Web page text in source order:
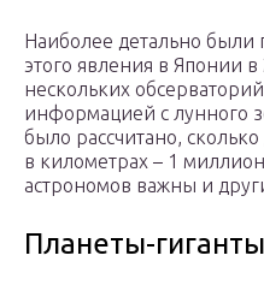
Наиболее детально были
этого явления в Японии
нескольких
информацией с лунного
было рассчитано,
в километрах – 1
астрономов важны и
Планеты-гиганты